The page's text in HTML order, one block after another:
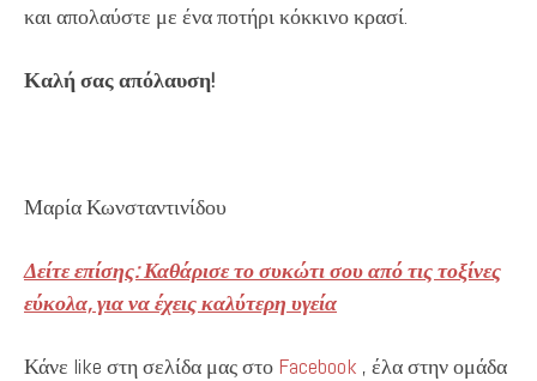
και απολαύστε με ένα ποτήρι κόκκινο κρασί.
Καλή σας απόλαυση!
Μαρία Κωνσταντινίδου
Δείτε επίσης: Καθάρισε το συκώτι σου από τις τοξίνες
εύκολα, για να έχεις καλύτερη υγεία
Κάνε like στη σελίδα μας στο Facebook , έλα στην ομάδα